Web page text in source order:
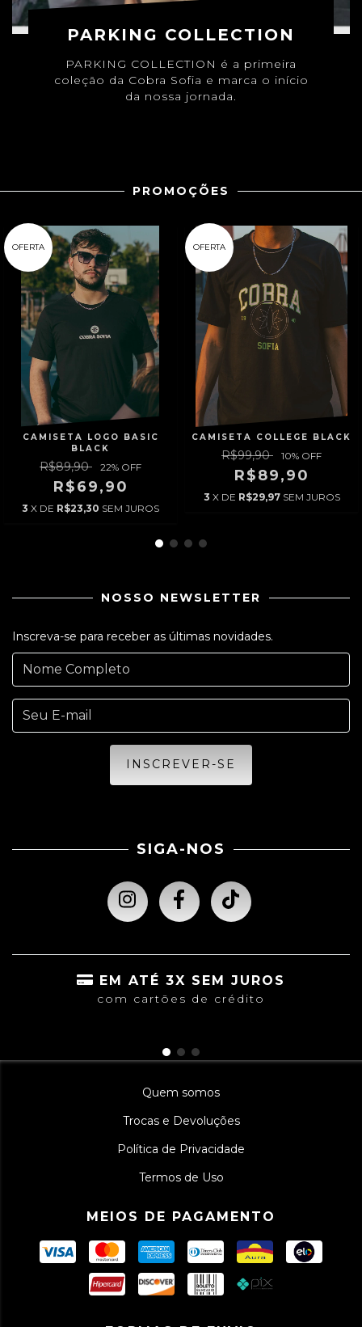
PARKING COLLECTION
PARKING COLLECTION é a primeira
coleção da Cobra Sofia e marca o início
da nossa jornada.
PROMOÇÕES
OFERTA
CAMISETA LOGO BASIC
BLACK
R$89,90 22% OFF
R$69,90
3 X DE R$23,30 SEM JUROS
OFERTA
CAMISETA COLLEGE BLACK
R$99,90 10% OFF
R$89,90
3 X DE R$29,97 SEM JUROS
NOSSO NEWSLETTER
Inscreva-se para receber as últimas novidades.
SIGA-NOS
EM ATÉ 3X SEM JUROS
com cartões de crédito
Quem somos
Trocas e Devoluções
Política de Privacidade
Termos de Uso
MEIOS DE PAGAMENTO